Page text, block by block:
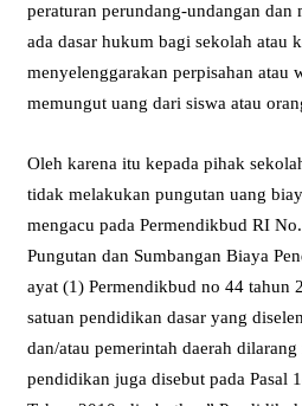
peraturan perundang-undangan dan
ada dasar hukum bagi sekolah atau
menyelenggarakan perpisahan atau
memungut uang dari siswa atau
Oleh karena itu kepada pihak
tidak melakukan pungutan uang
mengacu pada Permendikbud RI
Pungutan dan Sumbangan Biaya
ayat (1) Permendikbud no 44 tahun
satuan pendidikan dasar yang
dan/atau pemerintah daerah
pendidikan juga disebut pada Pasal